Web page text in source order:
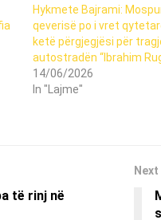
Hykmete Bajrami:
qeverisë po i vret
ketë përgjegjësi për
autostradën “Ibrahim
14/06/2026
In "Lajme"
të rinj në